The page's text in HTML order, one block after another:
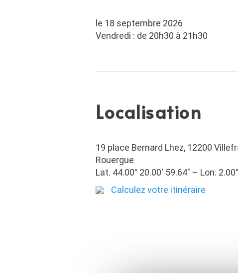
le 18 septembre 2026
Vendredi : de 20h30 à 21h30
Localisation
19 place Bernard Lhez, 12200
Rouergue
Lat. 44.00° 20.00′ 59.64″ – Lon.
Calculez votre itinéraire